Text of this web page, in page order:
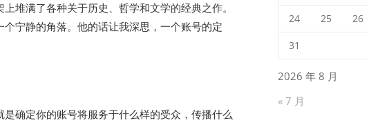
堆满了各种关于历史、哲学和文学的经典之作。
宁静的角落。他的话让我深思，一个账号的定
确定你的账号将服务于什么样的受众，传播什么
2026 年 8 月
24 25 26
31
« 7 月